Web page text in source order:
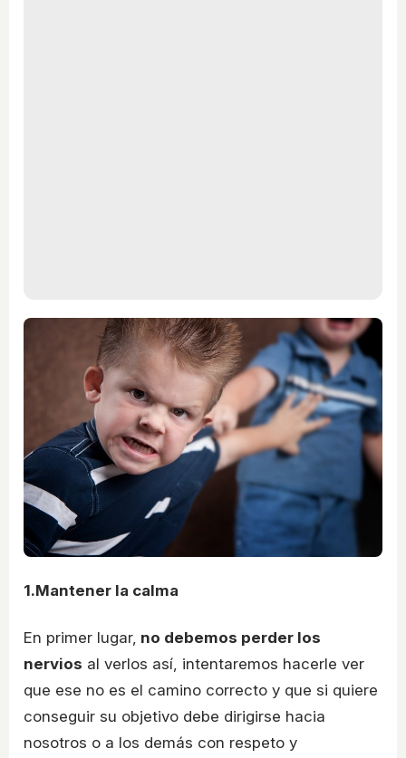
1.Mantener la calma
En primer lugar, no debemos perder los
nervios al verlos así, intentaremos hacerle ver
que ese no es el camino correcto y que si quiere
conseguir su objetivo debe dirigirse hacia
nosotros o a los demás con respeto y